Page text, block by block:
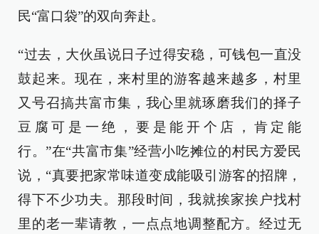
民“富口袋”的双向奔赴。
“过去，大伙虽说日子过得安稳，可钱包一直没
鼓起来。现在，来村里的游客越来越多，村里
又号召搞共富市集，我心里就琢磨我们的择子
豆腐可是一绝，要是能开个店，肯定能
行。”在“共富市集”经营小吃摊位的村民方爱民
说，“真要把家常味道变成能吸引游客的招牌，
得下不少功夫。那段时间，我就挨家挨户找村
里的老一辈请教，一点点地调整配方。经过无